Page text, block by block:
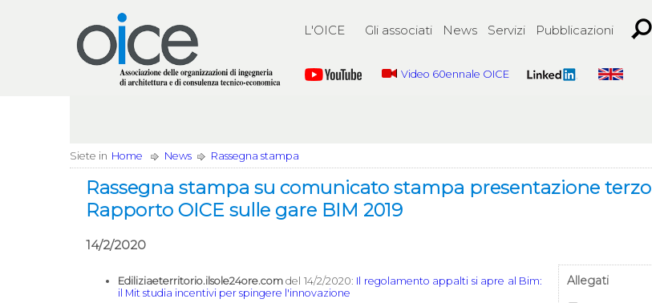
L'OICE Gli associati News Servizi Pubblicazioni
Video 60ennale OICE
Siete in Home News Rassegna stampa
Rassegna stampa su comunicato stampa presentazione terzo
Rapporto OICE sulle gare BIM 2019
14/2/2020
Allegati
Ediliziaeterritorio.ilsole24ore.com del 14/2/2020: Il regolamento appalti si apre al Bim:
il Mit studia incentivi per spingere l'innovazione